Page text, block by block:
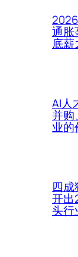
通胀
底薪
AI人
并购
业的
四
开出
头行